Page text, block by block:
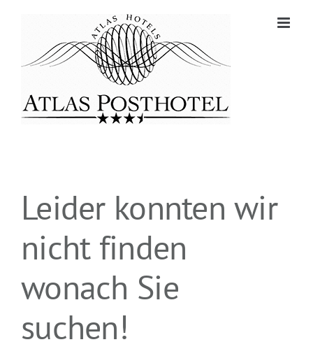
Leider konnten wir
nicht finden
wonach Sie
suchen!